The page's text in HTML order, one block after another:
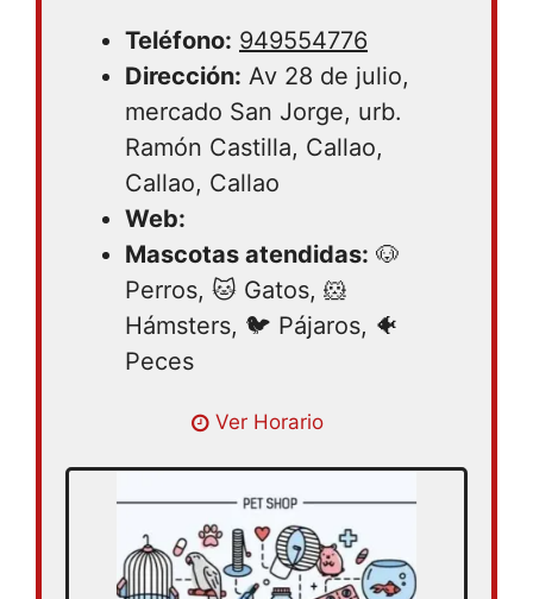
Teléfono: 949554776
Dirección: Av 28 de julio,
mercado San Jorge, urb.
Ramón Castilla, Callao,
Callao, Callao
Web:
Mascotas atendidas: 🐶
Perros, 🐱 Gatos, 🐹
Hámsters, 🐦 Pájaros, 🐠
Peces
Lunes 09:00 – 18:00 | Martes 09:00 –
09:00 – 18:00 | Viernes 09:00 – 18:00 |
Sabado 09:00 – 18:00
Ver Horario